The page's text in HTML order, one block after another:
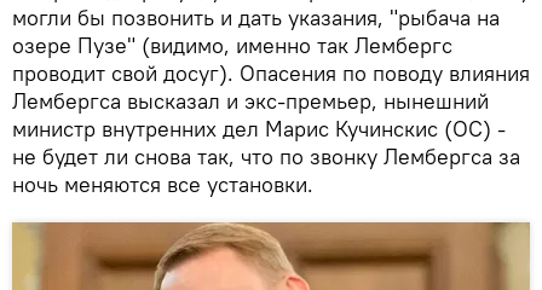
могли бы позвонить и дать указания, "рыбача на
озере Пузе" (видимо, именно так Лембергс
проводит свой досуг). Опасения по поводу влияния
Лембергса высказал и экс-премьер, нынешний
министр внутренних дел Марис Кучинскис (ОС) -
не будет ли снова так, что по звонку Лембергса за
ночь меняются все установки.